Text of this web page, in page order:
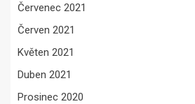
Červenec 2021
Červen 2021
Květen 2021
Duben 2021
Prosinec 2020